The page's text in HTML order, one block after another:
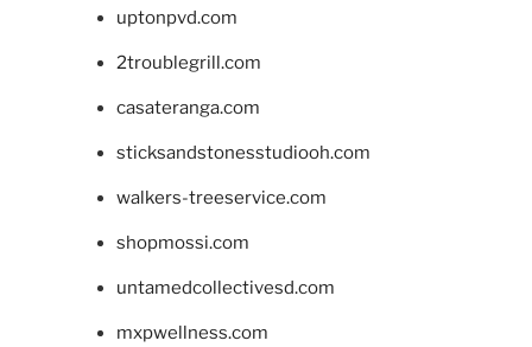
uptonpvd.com
2troublegrill.com
casateranga.com
sticksandstonesstudiooh.com
walkers-treeservice.com
shopmossi.com
untamedcollectivesd.com
mxpwellness.com